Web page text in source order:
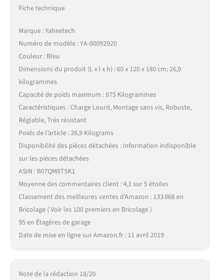
Fiche technique
Marque : Yaheetech
Numéro de modèle : YA-00092920
Couleur : Bleu
Dimensions du produit (L x l x h) : 60 x 120 x 180 cm; 26,9
kilogrammes
Capacité de poids maximum : 875 Kilogrammes
Caractéristiques : Charge Lourd, Montage sans vis, Robuste,
Réglable, Très résistant
Poids de l’article : 26,9 Kilograms
Disponibilité des pièces détachées : Information indisponible
sur les pièces détachées
ASIN : B07QM8T5K1
Moyenne des commentaires client : 4,1 sur 5 étoiles
Classement des meilleures ventes d’Amazon : 133 068 en
Bricolage ( Voir les 100 premiers en Bricolage )
95 en Étagères de garage
Date de mise en ligne sur Amazon.fr : 11 avril 2019
Note de la rédaction 18/20